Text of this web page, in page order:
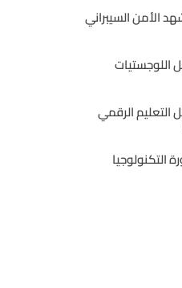
الأمن السيبراني
اللوجستيات
التعليم الرقمي
التكنولوجيا